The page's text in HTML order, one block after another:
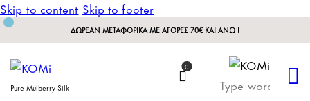
Skip to content Skip to footer
ΔΩΡΕΑΝ ΜΕΤΑΦΟΡΙΚΑ ΜΕ ΑΓΟΡΕΣ 70€ ΚΑΙ ΑΝΩ !
Pure Mulberry Silk
0